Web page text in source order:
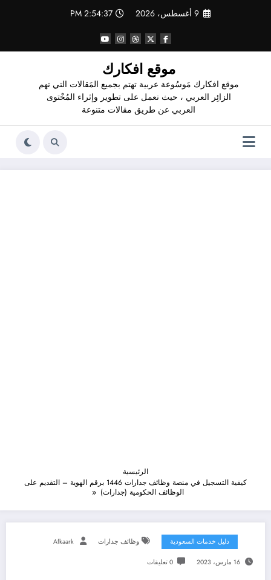
9 أغسطس، 2026 2:54:37 PM
موقع افكارك
موقع افكارك مَوسُوعة عربية تهتم بجميع المَقالات التي تهم
الزائِر العربي ، حيث نعمل على تطوير وإثراء المُحْتوى
العربي عن طريق مقالات متنوعة
الرئيسية
كيفية التسجيل في منصة وظائف جدارات 1446 برقم الهوية – التقديم على
الوظائف الحكومية (جدارات)
دليل خدمات السعودية وظائف جدارات Afkaark
16 مارس، 2023 0 تعليقات